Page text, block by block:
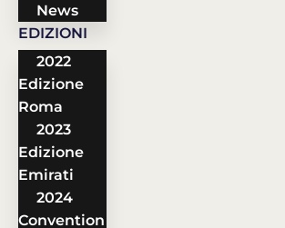
News
EDIZIONI
2022
Edizione
Roma
2023
Edizione
Emirati
2024
Convention